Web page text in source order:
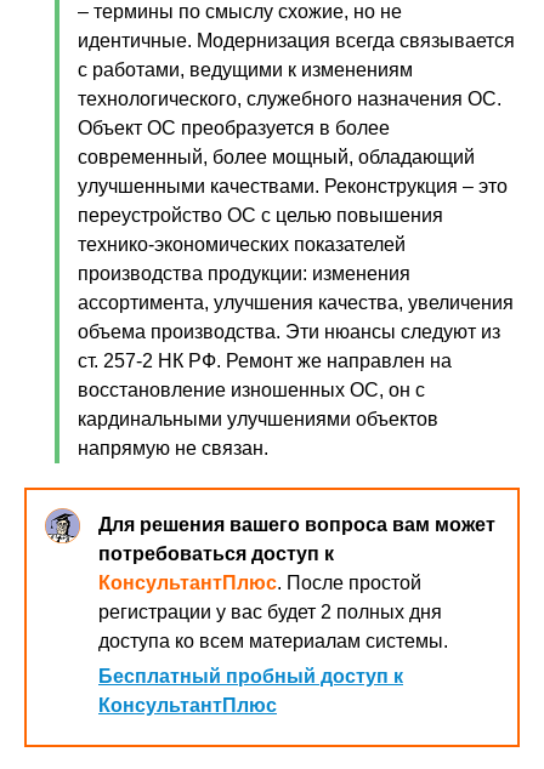
– термины по смыслу схожие, но не
идентичные. Модернизация всегда связывается
с работами, ведущими к изменениям
технологического, служебного назначения ОС.
Объект ОС преобразуется в более
современный, более мощный, обладающий
улучшенными качествами. Реконструкция – это
переустройство ОС с целью повышения
технико-экономических показателей
производства продукции: изменения
ассортимента, улучшения качества, увеличения
объема производства. Эти нюансы следуют из
ст. 257-2 НК РФ. Ремонт же направлен на
восстановление изношенных ОС, он с
кардинальными улучшениями объектов
напрямую не связан.
Для решения вашего вопроса вам может
потребоваться доступ к
КонсультантПлюс. После простой
регистрации у вас будет 2 полных дня
доступа ко всем материалам системы.
Бесплатный пробный доступ к
КонсультантПлюс